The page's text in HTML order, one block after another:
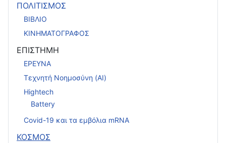
ΠΟΛΙΤΙΣΜΟΣ
ΒΙΒΛΙΟ
ΚΙΝΗΜΑΤΟΓΡΑΦΟΣ
ΕΠΙΣΤΗΜΗ
ΕΡΕΥΝΑ
Τεχνητή Νοημοσύνη (AI)
Hightech
Battery
Covid-19 και τα εμβόλια mRNA
ΚΟΣΜΟΣ